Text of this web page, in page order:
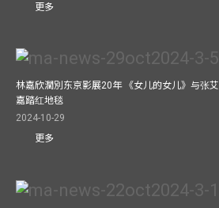
更多
林嘉欣濶別东京影展20年 《女儿的女儿》与张艾
嘉踏红地毯
2024-10-29
更多